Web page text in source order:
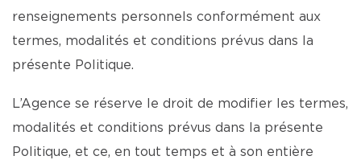
renseignements personnels conformément aux
termes, modalités et conditions prévus dans la
présente Politique.
L’Agence se réserve le droit de modifier les termes,
modalités et conditions prévus dans la présente
Politique, et ce, en tout temps et à son entière